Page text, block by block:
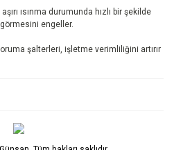
aşırı ısınma durumunda hızlı bir şekilde
engeller.
şalterleri, işletme verimliliğini artırır